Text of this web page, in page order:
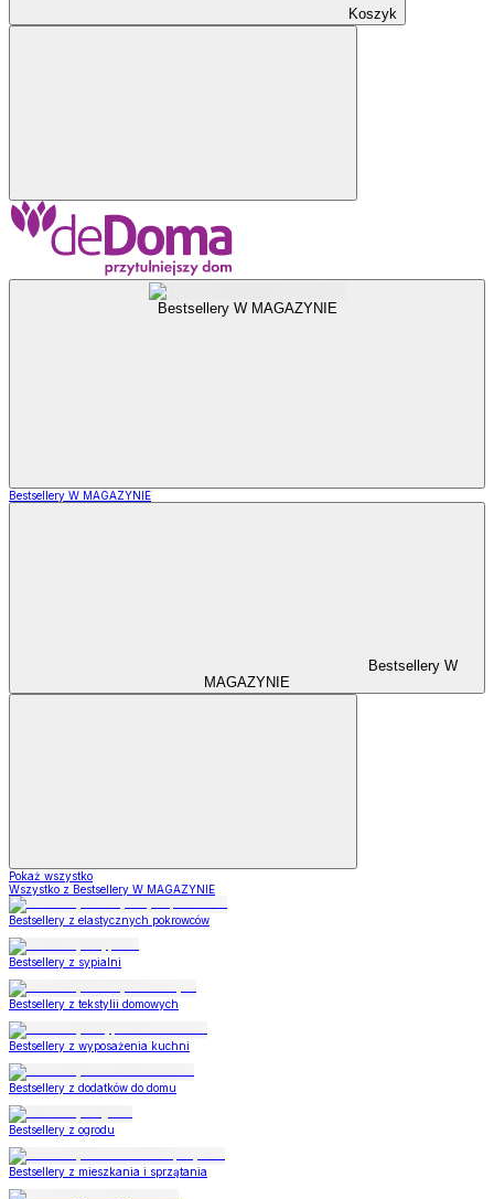
Koszyk
Bestsellery W MAGAZYNIE
Bestsellery W MAGAZYNIE
Bestsellery W
MAGAZYNIE
Pokaż wszystko
Wszystko z Bestsellery W MAGAZYNIE
Bestsellery z elastycznych pokrowców
Bestsellery z sypialni
Bestsellery z tekstylii domowych
Bestsellery z wyposażenia kuchni
Bestsellery z dodatków do domu
Bestsellery z ogrodu
Bestsellery z mieszkania i sprzątania